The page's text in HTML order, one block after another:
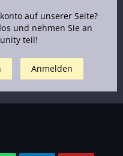
auf unserer Seite?
und nehmen Sie an
teil!
Anmelden